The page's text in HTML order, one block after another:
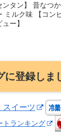
ンタン】 昔なつ
ミルク味 【コン
ュー】
に登録しま
スイーツ
トランキング